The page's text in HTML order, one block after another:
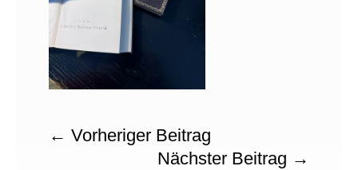
← Vorheriger Beitrag
Nächster Beitrag →